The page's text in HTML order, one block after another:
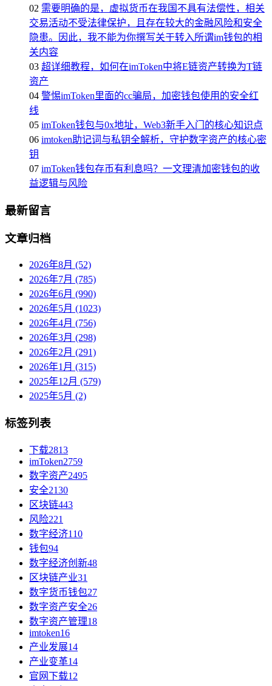
02 需要明确的是，虚拟货币在我国不具有法偿性，相关
交易活动不受法律保护，且存在较大的金融风险和安全
隐患。因此，我不能为你撰写关于转入所谓im钱包的相
关内容
03 超详细教程，如何在imToken中将E链资产转换为T链
资产
04 警惕imToken里面的cc骗局，加密钱包使用的安全红
线
05 imToken钱包与0x地址，Web3新手入门的核心知识点
06 imtoken助记词与私钥全解析，守护数字资产的核心密
钥
07 imToken钱包存币有利息吗？一文理清加密钱包的收
益逻辑与风险
最新留言
文章归档
2026年8月 (52)
2026年7月 (785)
2026年6月 (990)
2026年5月 (1023)
2026年4月 (756)
2026年3月 (298)
2026年2月 (291)
2026年1月 (315)
2025年12月 (579)
2025年5月 (2)
标签列表
下载2813
imToken2759
数字资产2495
安全2130
区块链443
风险221
数字经济110
钱包94
数字经济创新48
区块链产业31
数字货币钱包27
数字资产安全26
数字资产管理18
imtoken16
产业发展14
产业变革14
官网下载12